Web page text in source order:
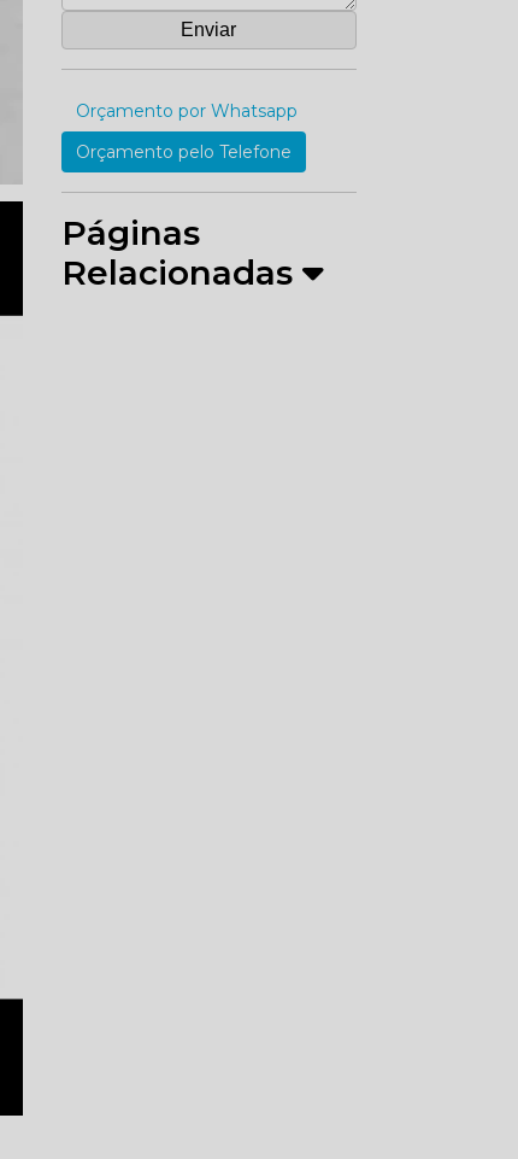
Orçamento por Whatsapp
Orçamento pelo Telefone
Páginas
Relacionadas